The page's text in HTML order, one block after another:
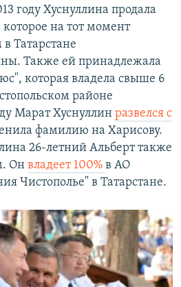
году Хуснуллина продала
на тот момент
Татарстане
Также ей принадлежала
которая владела свыше 6
районе
Марат Хуснуллин развелся с
фамилию на Харисову.
26-летний Альберт также
Он владеет 100% в АО
Чистополье" в Татарстане.